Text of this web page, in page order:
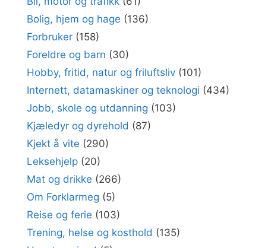
Bolig, hjem og hage (136)
Forbruker (158)
Foreldre og barn (30)
Hobby, fritid, natur og friluftsliv (101)
Internett, datamaskiner og teknologi (434)
Jobb, skole og utdanning (103)
Kjæledyr og dyrehold (87)
Kjekt å vite (290)
Leksehjelp (20)
Mat og drikke (266)
Om Forklarmeg (5)
Reise og ferie (103)
Trening, helse og kosthold (135)